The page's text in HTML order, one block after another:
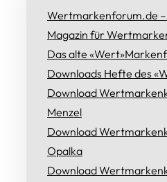
Wertmarkenforum.de
Magazin für
Das alte
Downloads Hefte des
Download
Menzel
Download
Opalka
Download